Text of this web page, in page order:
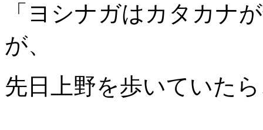
「ヨシナガはカタカナ
が、
先日上野を歩いていた